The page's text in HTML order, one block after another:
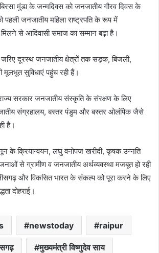
मुंडा के जन्मदिवस को जनजातीय गौरव दिवस के
जनजातीय महिला राष्ट्रपति के रूप में
से आदिवासी समाज का सम्मान बढ़ा है।
दूरस्थ जनजातीय क्षेत्रों तक सड़क, बिजली,
सुविधाएं पहुंच रही हैं।
सरकार जनजातीय संस्कृति के संरक्षण के लिए
संग्रहालय, बस्तर पंडुम और बस्तर ओलंपिक जैसे
है।
के क्रियान्वयन, लघु वनोपज खरीदी, कृषक उन्नति
से ग्रामीण व जनजातीय अर्थव्यवस्था मजबूत हो रही
और विकसित भारत के संकल्प को पूरा करने के लिए
दोहराई।
newstoday raipur
मुख्यमंत्री विष्णुदेव साय